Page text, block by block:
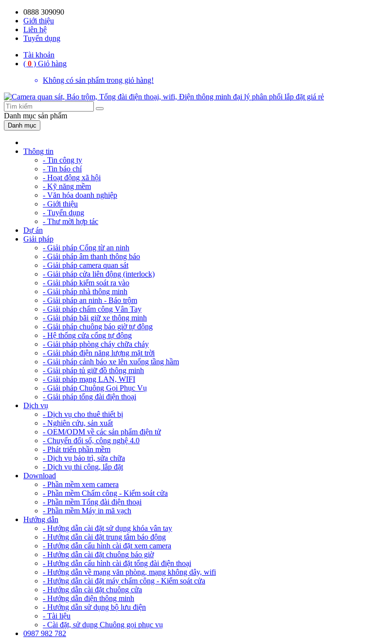
0888 309090
Giới thiệu
Liên hệ
Tuyển dụng
Tài khoản
( 0 ) Giỏ hàng
Không có sản phẩm trong giỏ hàng!
Danh mục sản phẩm
Danh mục
Thông tin
- Tin công ty
- Tin báo chí
- Hoạt động xã hội
- Kỹ năng mềm
- Văn hóa doanh nghiệp
- Giới thiệu
- Tuyển dụng
- Thư mời hợp tác
Dự án
Giải pháp
- Giải pháp Cổng từ an ninh
- Giải pháp âm thanh thông báo
- Giải pháp camera quan sát
- Giải pháp cửa liên động (interlock)
- Giải pháp kiểm soát ra vào
- Giải pháp nhà thông minh
- Giải pháp an ninh - Báo trộm
- Giải pháp chấm công Vân Tay
- Giải pháp bãi giữ xe thông minh
- Giải pháp chuông báo giờ tự động
- Hệ thống cửa cổng tự động
- Giải pháp phòng cháy chữa cháy
- Giải pháp điện năng lượng mặt trời
- Giải pháp cảnh báo xe lên xuống tầng hầm
- Giải pháp tủ giữ đồ thông minh
- Giải pháp mạng LAN, WIFI
- Giải pháp Chuông Gọi Phục Vụ
- Giải pháp tổng đài điện thoại
Dịch vụ
- Dịch vụ cho thuê thiết bị
- Nghiên cứu, sản xuất
- OEM/ODM về các sản phẩm điện tử
- Chuyển đổi số, công nghệ 4.0
- Phát triển phần mềm
- Dịch vụ bảo trì, sửa chữa
- Dịch vụ thi công, lắp đặt
Download
- Phần mềm xem camera
- Phần mềm Chấm công - Kiểm soát cửa
- Phần mềm Tổng đài điện thoại
- Phần mềm Máy in mã vạch
Hướng dẫn
- Hướng dẫn cài đặt sử dụng khóa vân tay
- Hướng dẫn cài đặt trung tâm báo động
- Hướng dẫn cấu hình cài đặt xem camera
- Hướng dẫn cài đặt chuông báo giờ
- Hướng dẫn cấu hình cài đặt tổng đài điện thoại
- Hướng dẫn về mạng văn phòng, mạng không dây, wifi
- Hướng dẫn cài đặt máy chấm công - Kiểm soát cửa
- Hướng dẫn cài đặt chuông cửa
- Hướng dẫn điện thông minh
- Hướng dẫn sử dụng bộ lưu điện
- Tài liệu
- Cài đặt, sử dụng Chuông gọi phục vụ
0987 982 782